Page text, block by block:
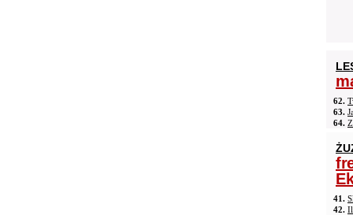
62.
63.
64.
41.
42.